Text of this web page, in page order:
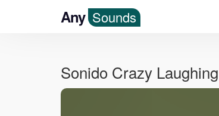
Any Sounds
Sonido Crazy